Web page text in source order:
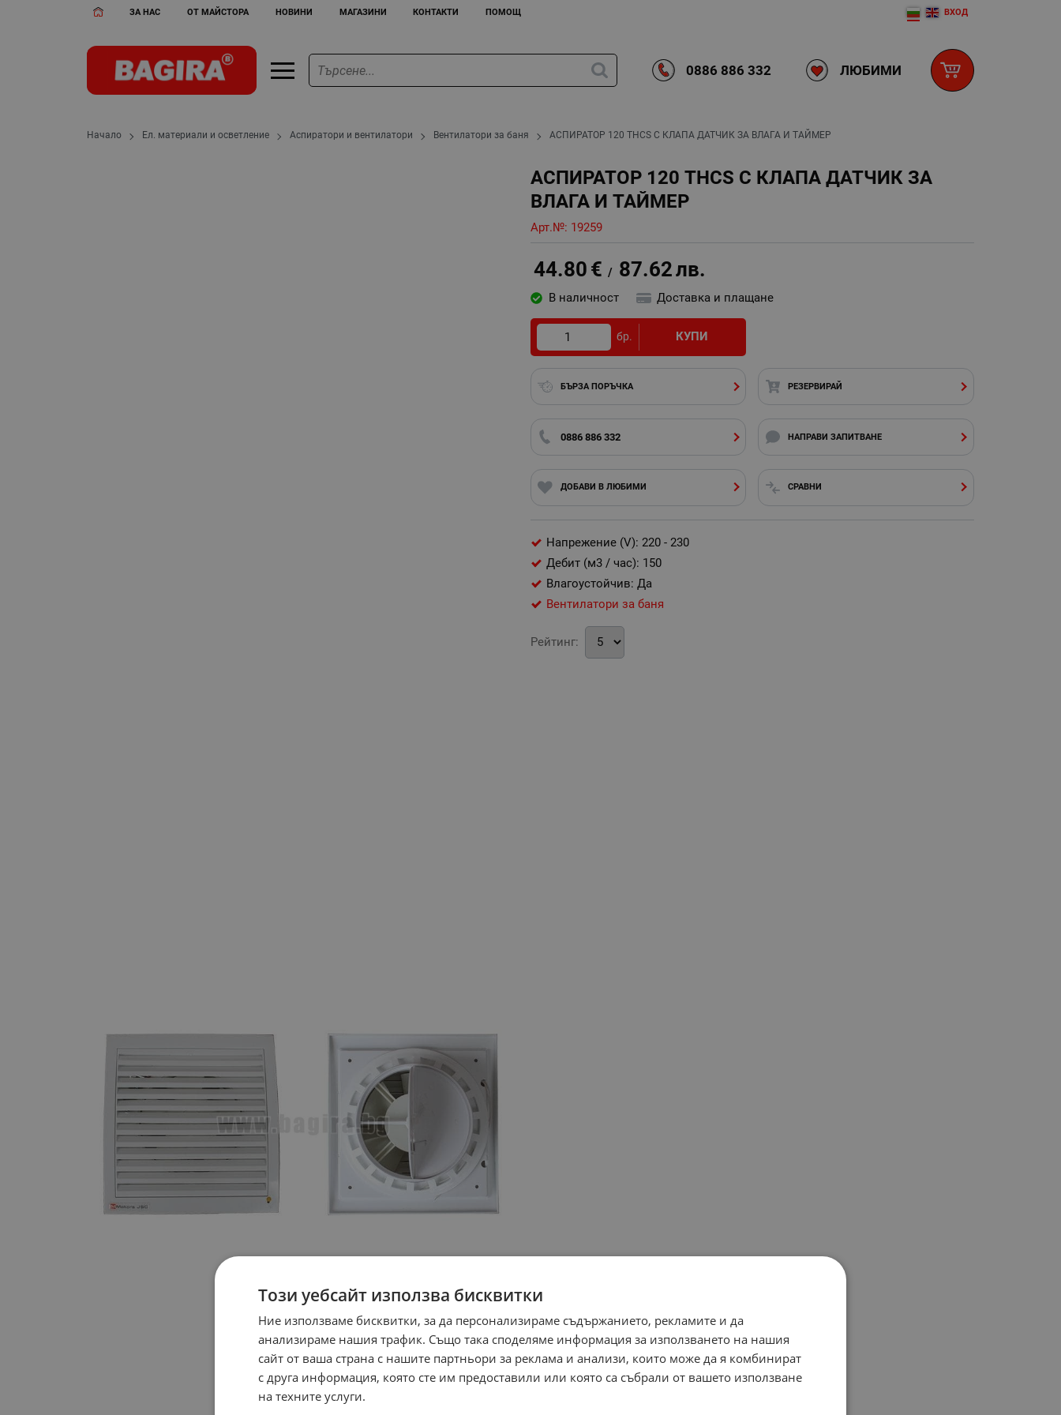
ЗА НАС ОТ МАЙСТОРА НОВИНИ МАГАЗИНИ КОНТАКТИ ПОМОЩ ВХОД
0886 886 332 ЛЮБИМИ
Начало Ел. материали и осветление Аспиратори и вентилатори Вентилатори за баня АСПИРАТОР 120 THCS С КЛАПА ДАТЧИК ЗА ВЛАГА И ТАЙМЕР
АСПИРАТОР 120 THCS С КЛАПА ДАТЧИК ЗА
ВЛАГА И ТАЙМЕР
Арт.№: 19259
44.80 € / 87.62лв.
В наличност Доставка и плащане
бр. КУПИ
БЪРЗА ПОРЪЧКА РЕЗЕРВИРАЙ
0886 886 332 НАПРАВИ ЗАПИТВАНЕ
ДОБАВИ В ЛЮБИМИ СРАВНИ
Напрежение (V): 220 - 230
Дебит (м3 / час): 150
Влагоустойчив: Да
Вентилатори за баня
Рейтинг:
Този уебсайт използва бисквитки
Ние използваме бисквитки, за да персонализираме съдържанието, рекламите и да
анализираме нашия трафик. Също така споделяме информация за използването на нашия
сайт от ваша страна с нашите партньори за реклама и анализи, които може да я комбинират
с друга информация, която сте им предоставили или която са събрали от вашето използване
на техните услуги.